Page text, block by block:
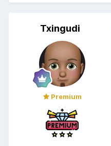
Txingudi
Premium